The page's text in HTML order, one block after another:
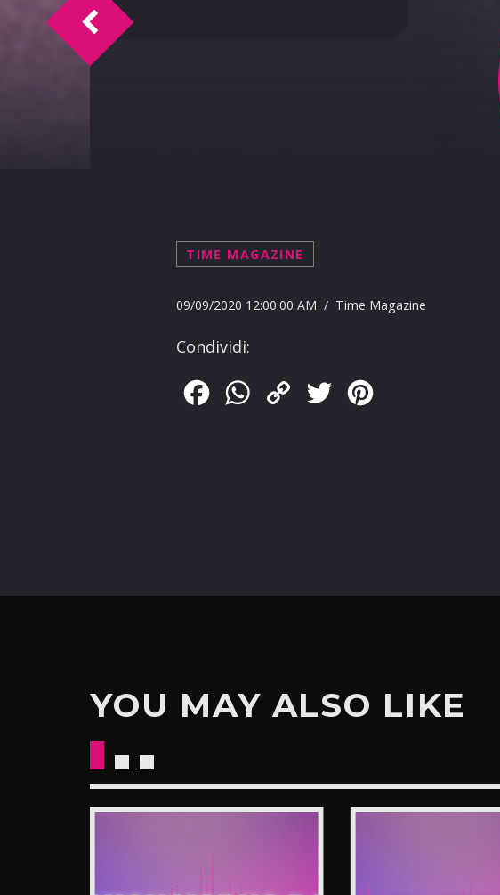
TIME MAGAZINE
09/09/2020 12:00:00 AM / Time Magazine
Condividi:
FacebookWhatsApp
Copy
Twitter
Doc Time intervista Vincenzo Palermo e Gianni La
YOU MAY ALSO LIKE